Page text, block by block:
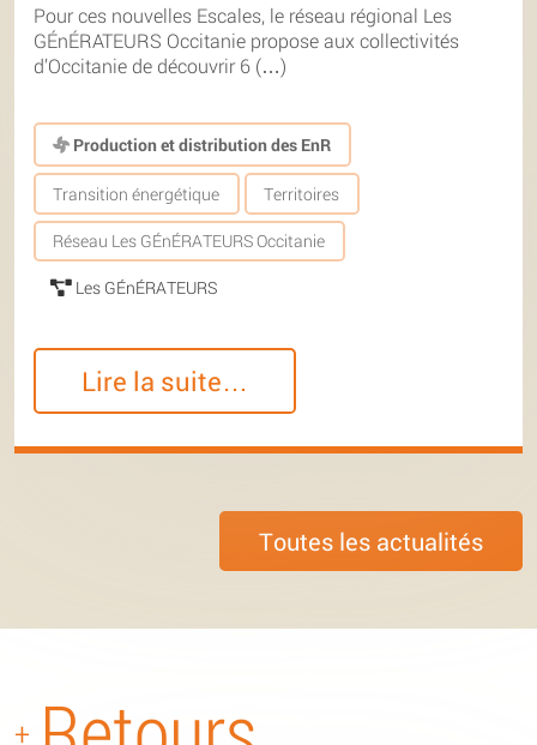
Pour ces nouvelles Escales, le réseau régional Les
GÉnÉRATEURS Occitanie propose aux collectivités
d’Occitanie de découvrir 6 (…)
Production et distribution des EnR
Transition énergétique Territoires
Réseau Les GÉnÉRATEURS Occitanie
Les GÉnÉRATEURS
Lire la suite…
Toutes les actualités
+